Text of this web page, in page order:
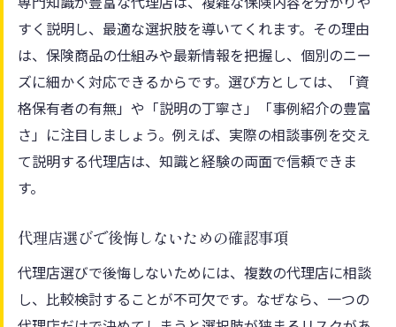
すく説明し、最適な選択肢を導いてくれます。その理由
は、保険商品の仕組みや最新情報を把握し、個別のニー
ズに細かく対応できるからです。選び方としては、「資
格保有者の有無」や「説明の丁寧さ」「事例紹介の豊富
さ」に注目しましょう。例えば、実際の相談事例を交え
て説明する代理店は、知識と経験の両面で信頼できま
す。
代理店選びで後悔しないための確認事項
代理店選びで後悔しないためには、複数の代理店に相談
し、比較検討することが不可欠です。なぜなら、一つの